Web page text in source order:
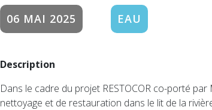
06 MAI 2025 EAU
Description
Dans le cadre du projet RESTOCOR co-porté
nettoyage et de restauration dans le lit de la